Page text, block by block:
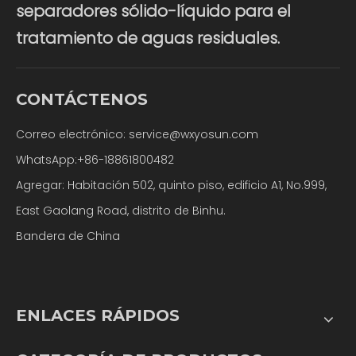
separadores sólido-líquido para el
tratamiento de aguas residuales.
CONTÁCTENOS
Correo electrónico: service@wxyosun.com
WhatsApp:+86-18861800482
Agregar: Habitación 502, quinto piso, edificio A1, No.999,
East Gaolang Road, distrito de Binhu.
Bandera de China
ENLACES RÁPIDOS